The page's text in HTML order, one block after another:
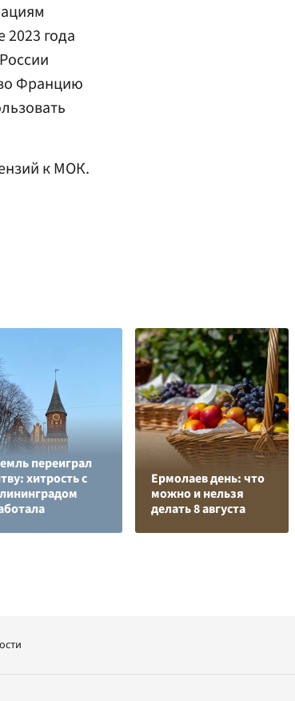
2023 года
Францию
к МОК.
переиграл
хитрость с
Ермолаев день: что
можно и нельзя
делать 8 августа